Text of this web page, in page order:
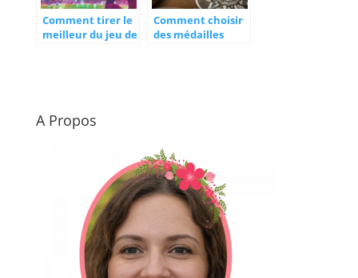
Comment tirer le
meilleur du jeu de
Comment choisir
des médailles
A Propos